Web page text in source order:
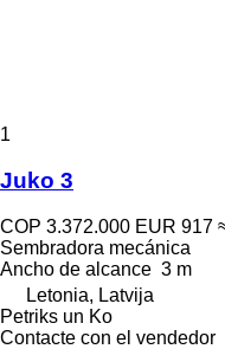
1
Juko 3
COP 3.372.000 EUR 917
Sembradora mecánica
Ancho de alcance 3 m
Letonia, Latvija
Petriks un Ko
Contacte con el vendedor